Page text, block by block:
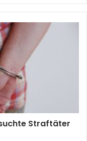
Straftäter